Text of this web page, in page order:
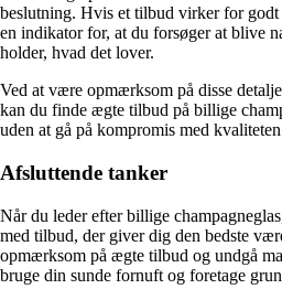
beslutning. Hvis et tilbud virker for
en indikator for, at du forsøger at blive
holder, hvad det lover.
Ved at være opmærksom på disse
kan du finde ægte tilbud på billige
uden at gå på kompromis med
Afsluttende tanker
Når du leder efter billige
med tilbud, der giver dig den bedste
opmærksom på ægte tilbud og undgå
bruge din sunde fornuft og foretage